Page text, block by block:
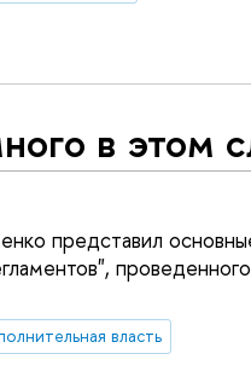
в этом
представил
власть